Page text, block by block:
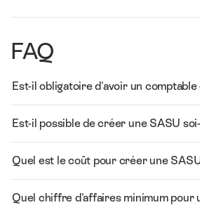
FAQ
Est-il obligatoire d'avoir un comptable
Est-il possible de créer une SASU
Quel est le coût pour créer une
Quel chiffre d'affaires minimum pour